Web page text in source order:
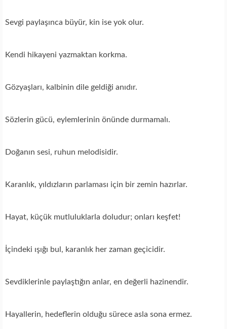
Sevgi paylaşınca büyür, kin ise yok olur.
Kendi hikayeni yazmaktan korkma.
Gözyaşları, kalbinin dile geldiği anıdır.
Sözlerin gücü, eylemlerinin önünde durmamalı.
Doğanın sesi, ruhun melodisidir.
Karanlık, yıldızların parlaması için bir zemin hazırlar.
Hayat, küçük mutluluklarla doludur; onları keşfet!
İçindeki ışığı bul, karanlık her zaman geçicidir.
Sevdiklerinle paylaştığın anlar, en değerli hazinendir.
Hayallerin, hedeflerin olduğu sürece asla sona ermez.